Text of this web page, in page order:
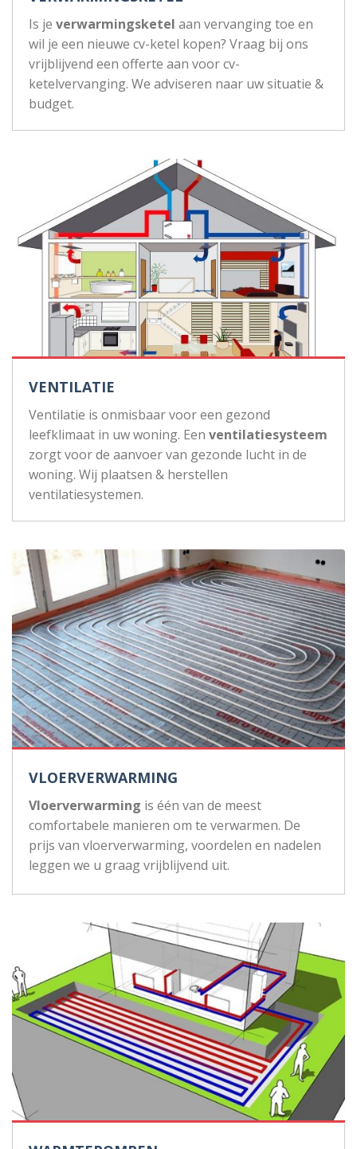
Is je verwarmingsketel aan vervanging toe en
wil je een nieuwe cv-ketel kopen? Vraag bij ons
vrijblijvend een offerte aan voor cv-
ketelvervanging. We adviseren naar uw situatie &
budget.
VENTILATIE
Ventilatie is onmisbaar voor een gezond
leefklimaat in uw woning. Een ventilatiesysteem
zorgt voor de aanvoer van gezonde lucht in de
woning. Wij plaatsen & herstellen
ventilatiesystemen.
VLOERVERWARMING
Vloerverwarming is één van de meest
comfortabele manieren om te verwarmen. De
prijs van vloerverwarming, voordelen en nadelen
leggen we u graag vrijblijvend uit.